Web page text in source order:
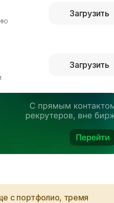
Загрузить
Загрузить
с портфолио, тремя